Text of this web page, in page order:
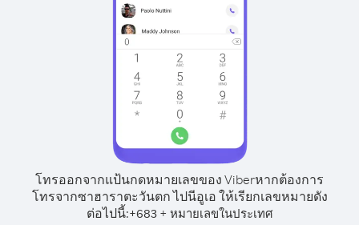
โทรออกจากแป้นกดหมายเลขของ Viberหากต้องการ
โทรจากซาฮาราตะวันตก ไปนีอูเอ ให้เรียกเลขหมายดัง
ต่อไปนี้:+683+ หมายเลขในประเทศ